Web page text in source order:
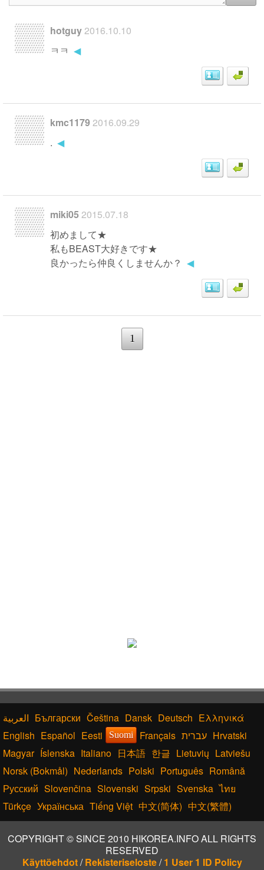
hotguy2016.10.10
ㅋㅋ ◀
kmc11792016.09.29
. ◀
miki05 2015.07.18
初めまして★
私もBEAST大好きです★
良かったら仲良くしませんか？ ◀
1
Български Čeština Dansk Deutsch Ελληνικά
English Español Eesti Suomi Français עברית Hrvatski
Magyar Íslenska Italiano 日本語 한글 Lietuvių Latviešu
Norsk (Bokmål) Nederlands Polski Português Română
Русский Slovenčina Slovenski Srpski Svenska ไทย
Türkçe Українська Tiếng Việt 中文(简体) 中文(繁體)
COPYRIGHT © SINCE 2010 HIKOREA.INFO ALL RIGHTS
RESERVED
Käyttöehdot/Rekisteriseloste/1 User 1 ID Policy